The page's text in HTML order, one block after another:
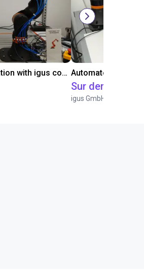
Laboratory automation with igus cobot ReBeL 6DOF
Sur demande
igus GmbH